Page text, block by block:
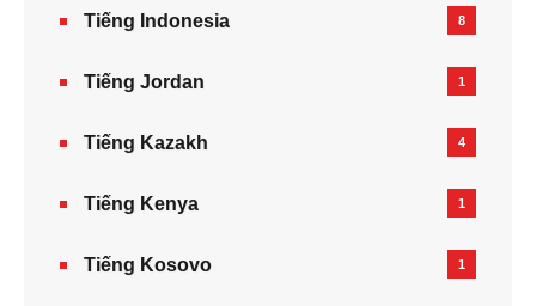
Tiếng Indonesia 8
Tiếng Jordan 1
Tiếng Kazakh‎ 4
Tiếng Kenya 1
Tiếng Kosovo 1